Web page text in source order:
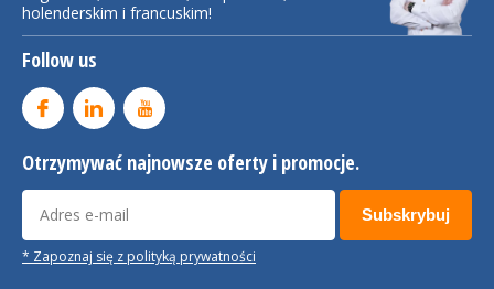
holenderskim i francuskim!
Follow us
Otrzymywać najnowsze oferty i promocje.
Subskrybuj
* Zapoznaj się z polityką prywatności